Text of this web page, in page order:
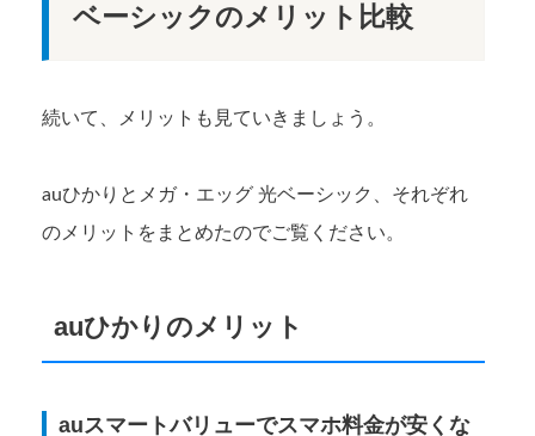
ベーシックのメリット比較
続いて、メリットも見ていきましょう。
auひかりとメガ・エッグ 光ベーシック、それぞれ
のメリットをまとめたのでご覧ください。
auひかりのメリット
auスマートバリューでスマホ料金が安くな